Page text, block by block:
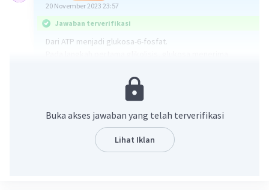
20 November 2023 23:57
Jawaban terverifikasi
Dari ATP menjadi glukosa-6-fosfat.
Proses ini membutuhkan energi (ATP) dan memasukkan
glukosa ke dalam jalur glikolitik untuk menghasilkan
·5.0
Buka akses jawaban yang telah terverifikasi
Lihat Iklan